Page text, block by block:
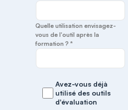
Quelle utilisation envisagez-
vous de l'outil après la
formation ? *
Avez-vous déjà
utilisé des outils
d'évaluation